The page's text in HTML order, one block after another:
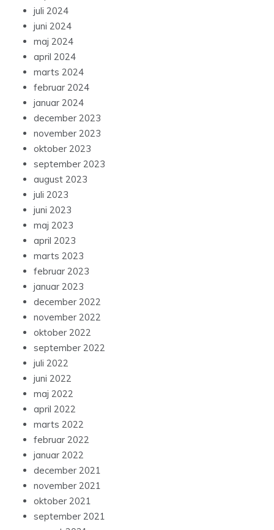
juli 2024
juni 2024
maj 2024
april 2024
marts 2024
februar 2024
januar 2024
december 2023
november 2023
oktober 2023
september 2023
august 2023
juli 2023
juni 2023
maj 2023
april 2023
marts 2023
februar 2023
januar 2023
december 2022
november 2022
oktober 2022
september 2022
juli 2022
juni 2022
maj 2022
april 2022
marts 2022
februar 2022
januar 2022
december 2021
november 2021
oktober 2021
september 2021